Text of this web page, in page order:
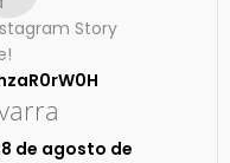
Story
de agosto de